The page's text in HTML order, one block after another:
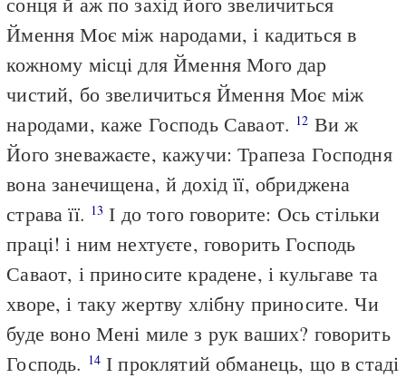
Ймення Моє між народами, і кадиться в
кожному місці для Ймення Мого дар
чистий, бо звеличиться Ймення Моє між
народами, каже Господь Саваот. 12 Ви ж
Його зневажаєте, кажучи: Трапеза Господня
вона занечищена, й дохід її, обриджена
страва її. 13 І до того говорите: Ось стільки
праці! і ним нехтуєте, говорить Господь
Саваот, і приносите крадене, і кульгаве та
хворе, і таку жертву хлібну приносите. Чи
буде воно Мені миле з рук ваших? говорить
Господь. 14 І проклятий обманець, що в стаді